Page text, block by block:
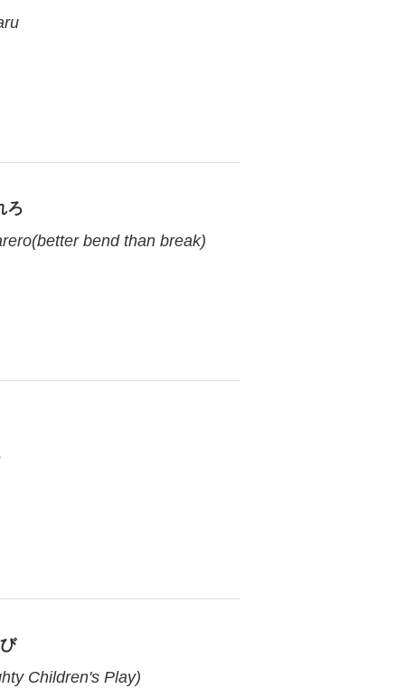
ろ
bend than break)
Children's Play)